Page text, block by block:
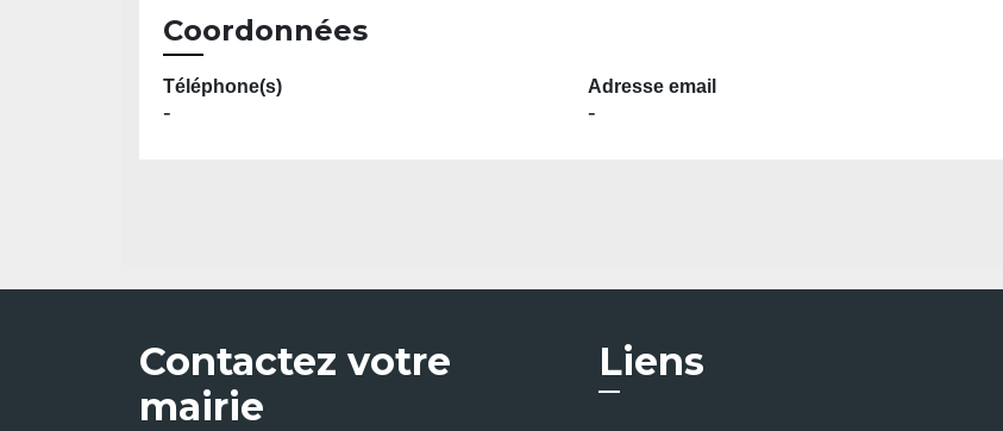
Coordonnées
Téléphone(s)
-
Adresse email
-
Contactez votre
mairie
Liens